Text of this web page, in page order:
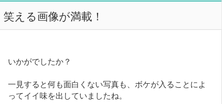
笑える画像が満載！
いかがでしたか？
一見すると何も面白くない写真も、ボケが入ることによ
ってイイ味を出していましたね。